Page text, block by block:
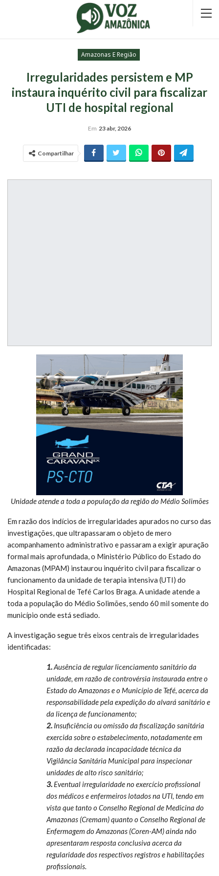
Amazonas E Região
Irregularidades persistem e MP
instaura inquérito civil para fiscalizar
UTI de hospital regional
Em 23 abr, 2026
Compartilhar
Unidade atende a toda a população da região do Médio Solimões
Em razão dos indícios de irregularidades apurados no curso das
investigações, que ultrapassaram o objeto de mero
acompanhamento administrativo e passaram a exigir apuração
formal mais aprofundada, o Ministério Público do Estado do
Amazonas (MPAM) instaurou inquérito civil para fiscalizar o
funcionamento da unidade de terapia intensiva (UTI) do
Hospital Regional de Tefé Carlos Braga. A unidade atende a
toda a população do Médio Solimões, sendo 60 mil somente do
município onde está sediado.
A investigação segue três eixos centrais de irregularidades
identificadas:
1.Ausência de regular licenciamento sanitário da
unidade, em razão de controvérsia instaurada entre o
Estado do Amazonas e o Município de Tefé, acerca da
responsabilidade pela expedição do alvará sanitário e
da licença de funcionamento;
2. Insuficiência ou omissão da fiscalização sanitária
exercida sobre o estabelecimento, notadamente em
razão da declarada incapacidade técnica da
Vigilância Sanitária Municipal para inspecionar
unidades de alto risco sanitário;
3. Eventual irregularidade no exercício profissional
dos médicos e enfermeiros lotados na UTI, tendo em
vista que tanto o Conselho Regional de Medicina do
Amazonas (Cremam) quanto o Conselho Regional de
Enfermagem do Amazonas (Coren-AM) ainda não
apresentaram resposta conclusiva acerca da
regularidade dos respectivos registros e habilitações
profissionais.